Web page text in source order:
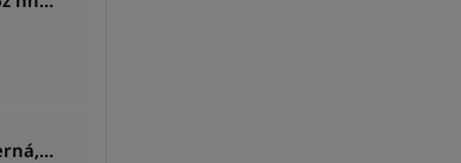
Sedlo Selle SMP Well cerná, Unisex, 280x144mm, 280g